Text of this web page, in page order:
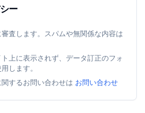
ー
査します。スパムや無関係な内容は
上に表示されず、データ訂正のフォ
します。
するお問い合わせは お問い合わせ